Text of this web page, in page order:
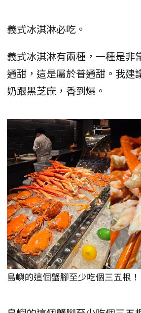
義式冰淇淋必吃。
義式冰淇淋有兩種，一種是非
通甜，這是屬於普通甜。我建
奶跟黑芝麻，香到爆。
島嶼的這個蟹腳至少吃個三五根